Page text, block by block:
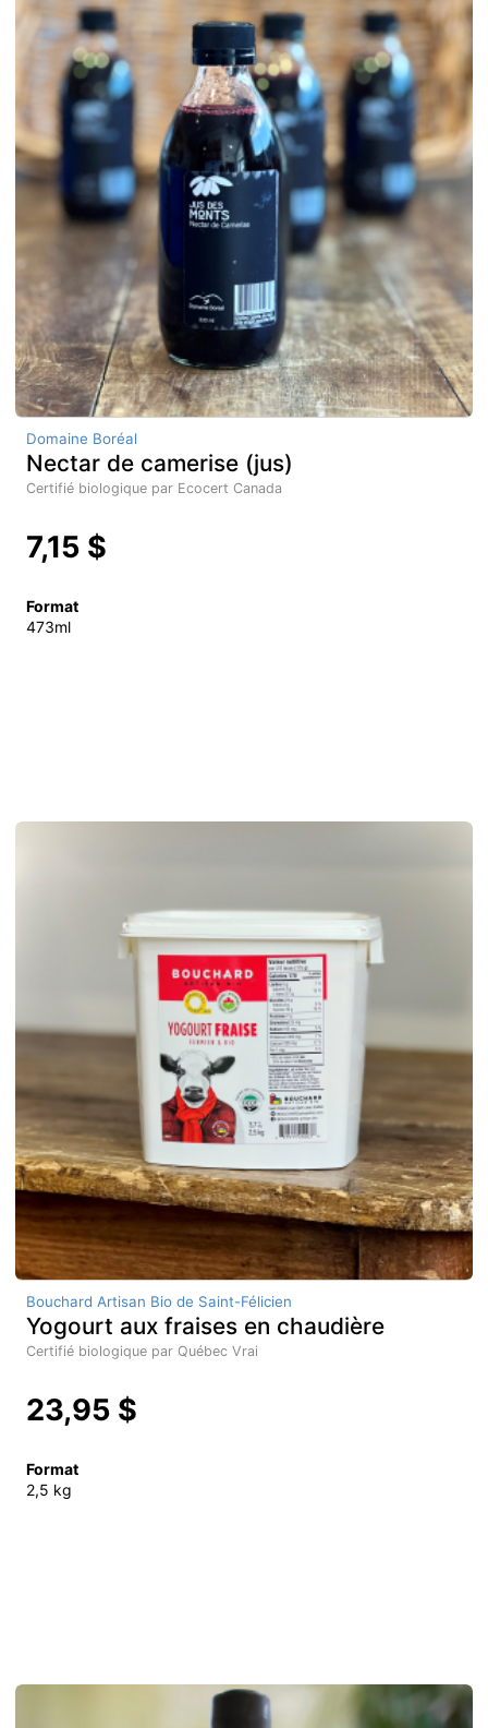
Domaine Boréal
Nectar de camerise (jus)
Certifié biologique par Ecocert Canada
7,15 $
Format
473ml
Bouchard Artisan Bio de Saint-Félicien
Yogourt aux fraises en chaudière
Certifié biologique par Québec Vrai
23,95 $
Format
2,5 kg